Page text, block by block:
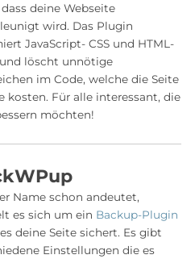
deine Webseite
wird. Das Plugin
JavaScript- CSS und HTML-
löscht unnötige
im Code, welche die Seite
kosten. Für alle interessant, die
möchten!
Name schon andeutet,
es sich um ein Backup-Plugin
deine Seite sichert. Es gibt
Einstellungen die es